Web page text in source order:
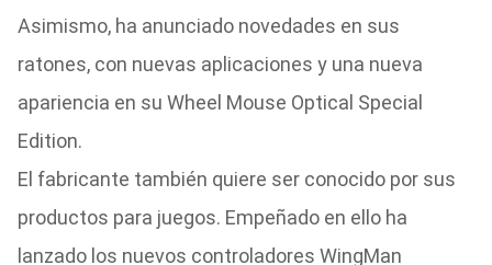
Asimismo, ha anunciado novedades en sus
ratones, con nuevas aplicaciones y una nueva
apariencia en su Wheel Mouse Optical Special
Edition.
El fabricante también quiere ser conocido por sus
productos para juegos. Empeñado en ello ha
lanzado los nuevos controladores WingMan